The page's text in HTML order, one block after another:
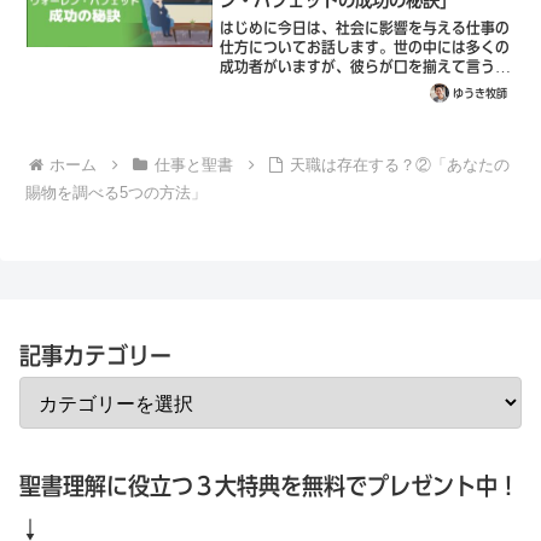
はじめに今日は、社会に影響を与える仕事の
仕方についてお話します。世の中には多くの
成功者がいますが、彼らが口を揃えて言うこ
とがあります。それは、仕事で成功するため
には「誠実さを磨く必要がある」と言うこと
ゆうき牧師
ホーム 仕事と聖書
天職は存在する？②「あなたの
賜物を調べる5つの方法」
記事カテゴリー
聖書理解に役立つ３大特典を無料でプレゼント中！
↓